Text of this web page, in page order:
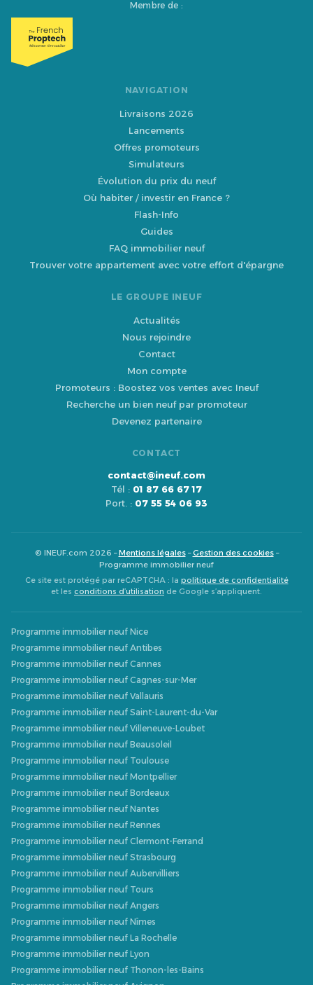
Membre de :
NAVIGATION
Livraisons 2026
Lancements
Offres promoteurs
Simulateurs
Évolution du prix du neuf
Où habiter / investir en France ?
Flash-Info
Guides
FAQ immobilier neuf
Trouver votre appartement avec votre effort d'épargne
LE GROUPE INEUF
Actualités
Nous rejoindre
Contact
Mon compte
Promoteurs : Boostez vos ventes avec Ineuf
Recherche un bien neuf par promoteur
Devenez partenaire
CONTACT
contact@ineuf.com
Tél : 01 87 66 67 17
Port. : 07 55 54 06 93
© INEUF.com 2026 –Mentions légales–Gestion des cookies–
Programme immobilier neuf
Ce site est protégé par reCAPTCHA : la politique de confidentialité
et les conditions d’utilisation de Google s’appliquent.
Programme immobilier neuf Nice
Programme immobilier neuf Antibes
Programme immobilier neuf Cannes
Programme immobilier neuf Cagnes-sur-Mer
Programme immobilier neuf Vallauris
Programme immobilier neuf Saint-Laurent-du-Var
Programme immobilier neuf Villeneuve-Loubet
Programme immobilier neuf Beausoleil
Programme immobilier neuf Toulouse
Programme immobilier neuf Montpellier
Programme immobilier neuf Bordeaux
Programme immobilier neuf Nantes
Programme immobilier neuf Rennes
Programme immobilier neuf Clermont-Ferrand
Programme immobilier neuf Strasbourg
Programme immobilier neuf Aubervilliers
Programme immobilier neuf Tours
Programme immobilier neuf Angers
Programme immobilier neuf Nîmes
Programme immobilier neuf La Rochelle
Programme immobilier neuf Lyon
Programme immobilier neuf Thonon-les-Bains